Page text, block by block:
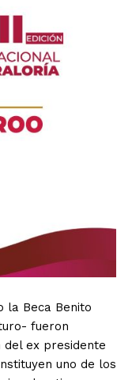
la Beca Benito
fueron
del ex presidente
uno de los